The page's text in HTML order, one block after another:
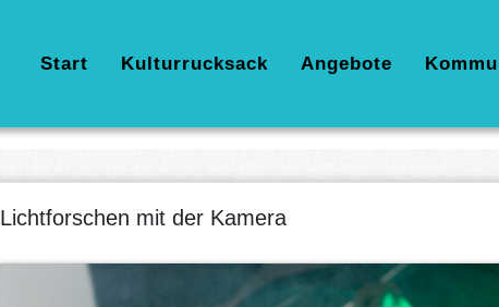
Hauptnavigation
Start Kulturrucksack Angebote
Lichtforschen mit der Kamera